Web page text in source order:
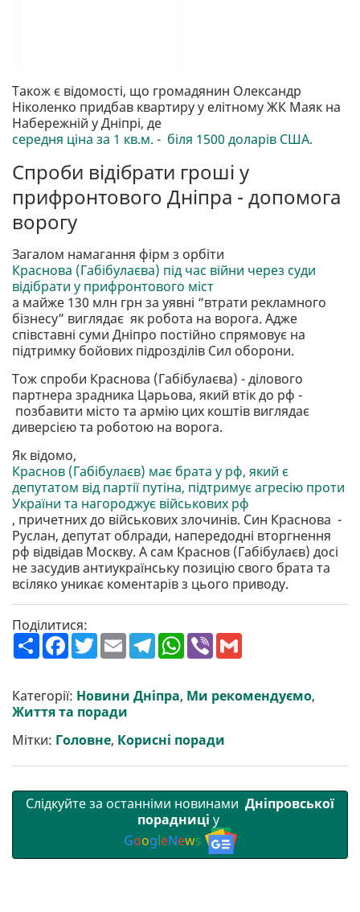
Також є відомості, що громадянин Олександр
Ніколенко придбав квартиру у елітному ЖК Маяк на
Набережній у Дніпрі, де
середня ціна за 1 кв.м. - біля 1500 доларів США.
Спроби відібрати гроші у
прифронтового Дніпра - допомога
ворогу
Загалом намагання фірм з орбіти
Краснова (Габібулаєва) під час війни через суди
відібрати у прифронтового міст
а майже 130 млн грн за уявні “втрати рекламного
бізнесу” виглядає як робота на ворога. Адже
співставні суми Дніпро постійно спрямовує на
підтримку бойових підрозділів Сил оборони.
Тож спроби Краснова (Габібулаєва) - ділового
партнера зрадника Царьова, який втік до рф -
позбавити місто та армію цих коштів виглядає
диверсією та роботою на ворога.
Як відомо,
Краснов (Габібулаєв) має брата у рф, який є
депутатом від партії путіна, підтримує агресію проти
України та нагороджує військових рф
, причетних до військових злочинів. Син Краснова -
Руслан, депутат облради, напередодні вторгнення
рф відвідав Москву. А сам Краснов (Габібулаєв) досі
не засудив антиукраїнську позицію свого брата та
всіляко уникає коментарів з цього приводу.
Поділитися:
П
о
ш
р
и
т
F
a
c
b
o
o
T
w
t
e
r
E
m
a
l
T
e
g
r
W
h
a
s
A
V
b
r l
Категорії: Новини Дніпра, Ми рекомендуємо,
Життя та поради
Мітки: Головне, Корисні поради
Слідкуйте за останніми новинами Дніпровської
порадниці у
GoogleNews